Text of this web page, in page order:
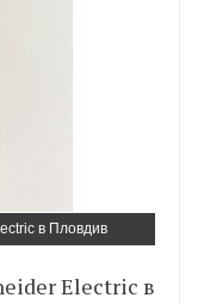
в Пловдив
Electric в